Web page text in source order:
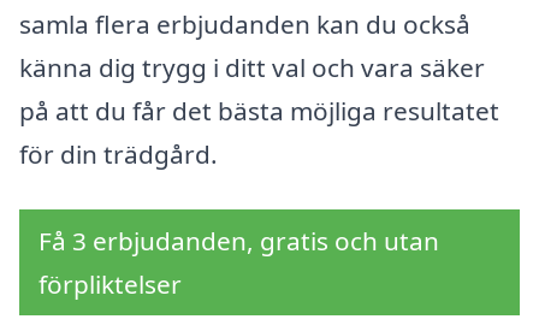
samla flera erbjudanden kan du också
känna dig trygg i ditt val och vara säker
på att du får det bästa möjliga resultatet
för din trädgård.
Få 3 erbjudanden, gratis och utan
förpliktelser